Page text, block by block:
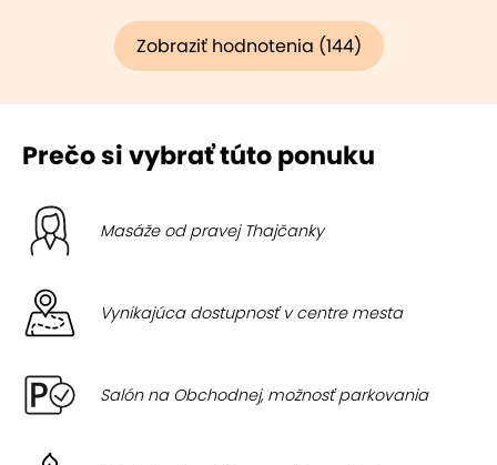
Zobraziť hodnotenia (144)
Prečo si vybrať túto ponuku
Masáže od pravej Thajčanky
Vynikajúca dostupnosť v centre mesta
Salón na Obchodnej, možnosť parkovania